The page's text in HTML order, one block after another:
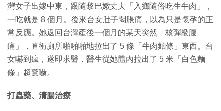
灣女子出嫁中東，跟隨黎巴嫩丈夫「入鄉隨俗吃生牛肉」，
一吃就是 8 個月。後來台女肚子悶脹痛，以為只是懷孕的正
常反應。她返回台灣產後一個月的某天突然「核彈級腹
痛」，直衝廁所啪啪啪地拉出了 5 條「牛肉麵條」東西。台
女嚇到瘋，遂即求醫，醫生從她體內拉出了 5 米「白色麵
條」超驚嚇。
打蟲藥、清腸治療